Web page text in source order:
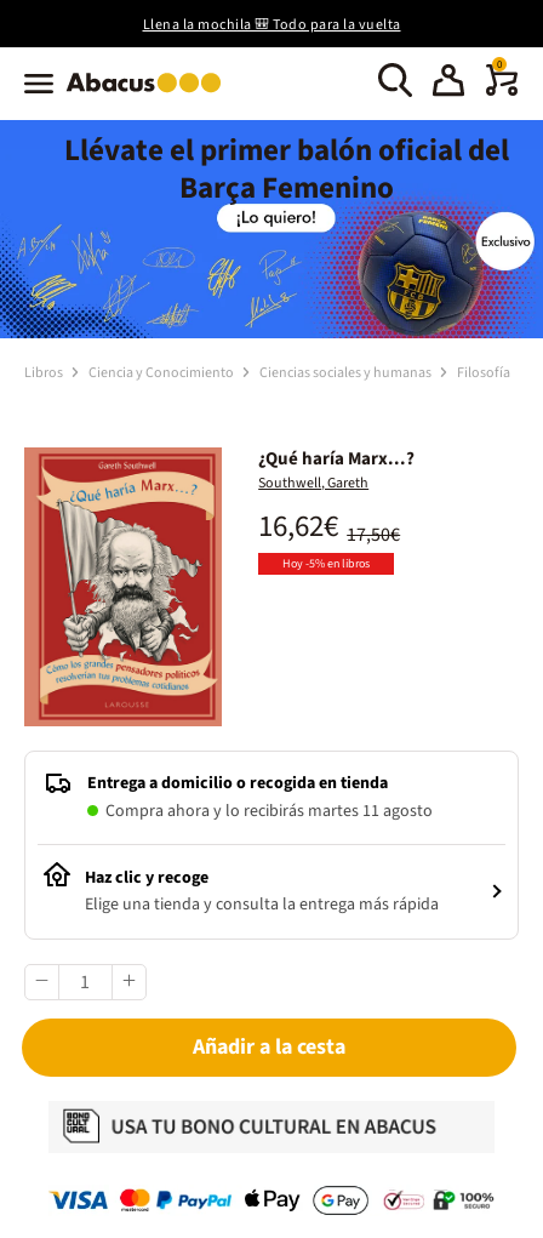
Llena la mochila 🎒 Todo para la vuelta
0
Llévate el primer balón oficial del
Barça Femenino
Libros Ciencia y Conocimiento Ciencias sociales y humanas Filosofía
¿Qué haría Marx...?
Southwell, Gareth
17,50€
16,62€
Hoy -5% en libros
Entrega a domicilio o recogida en tienda
Compra ahora y lo recibirás martes 11 agosto
Haz clic y recoge
Elige una tienda y consulta la entrega más rápida
Añadir a la cesta